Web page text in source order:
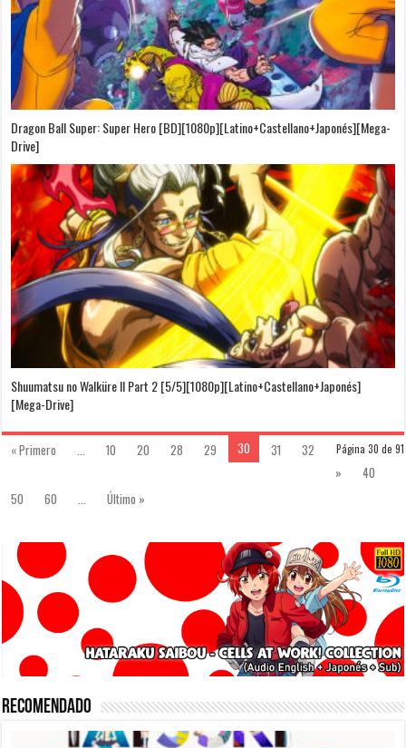
Dragon Ball Super: Super Hero [BD][1080p][Latino+Castellano+Japonés][Mega-
Drive]
Shuumatsu no Walküre II Part 2 [5/5][1080p][Latino+Castellano+Japonés]
[Mega-Drive]
Página 30 de 91
« Primero 10 20 28 29 30 31
32
»
40
50
60 Último »
Recomendado